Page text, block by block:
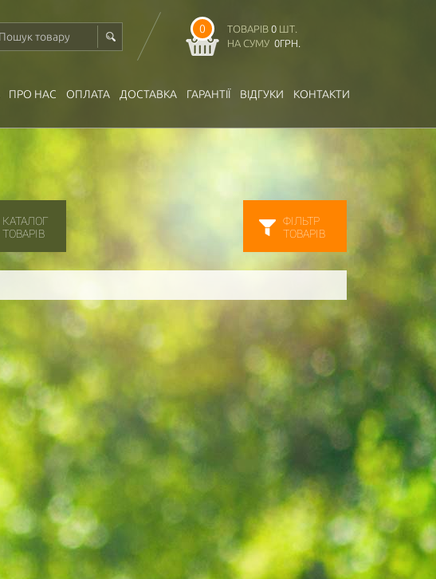
0 ТОВАРІВ 0 ШТ.
НА СУМУ 0ГРН.
ПРО НАС ОПЛАТА ДОСТАВКА ГАРАНТІЇ ВІДГУКИ КОНТАКТИ
КАТАЛОГ
ТОВАРІВ
ФІЛЬТР
ТОВАРІВ